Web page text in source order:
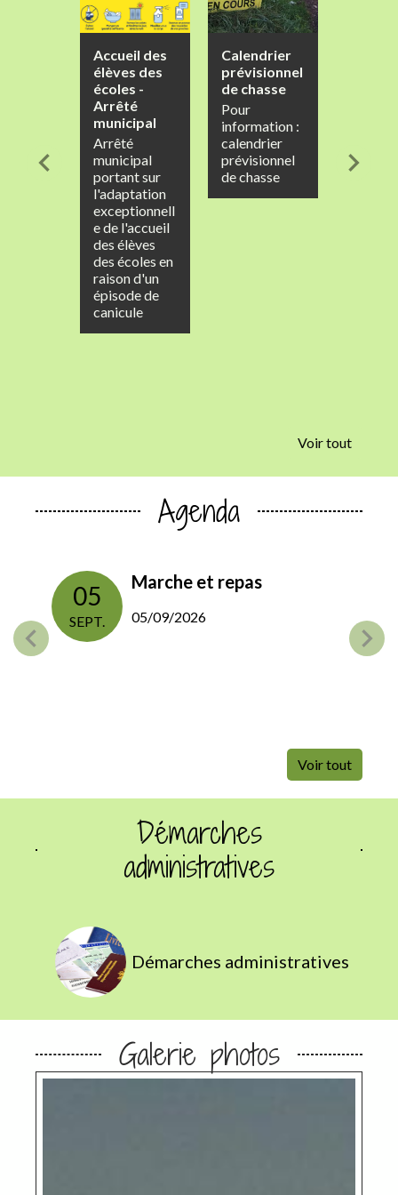
Accueil des
élèves des
écoles -
Arrêté
municipal
Arrêté
municipal
portant sur
l'adaptation
exceptionnell
e de l'accueil
des élèves
des écoles en
raison d'un
épisode de
canicule
Calendrier
prévisionnel
de chasse
Pour
information :
calendrier
prévisionnel
de chasse
votre
chevron_left chevron_right
Voir tout
Agenda
05
SEPT.
Marche et repas
05/09/2026 OCT.
Voir tout
Démarches
administratives
Démarches administratives
Galerie photos